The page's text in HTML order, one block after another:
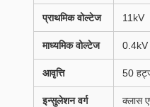
प्राथमिक वोल्टेज 11kV
माध्यमिक वोल्टेज 0.4kV
आवृत्ति 50
इन्सुलेशन वर्ग क्लास